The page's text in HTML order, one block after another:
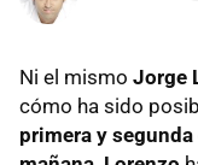
Ni el mismo Jorge
cómo ha sido
primera y